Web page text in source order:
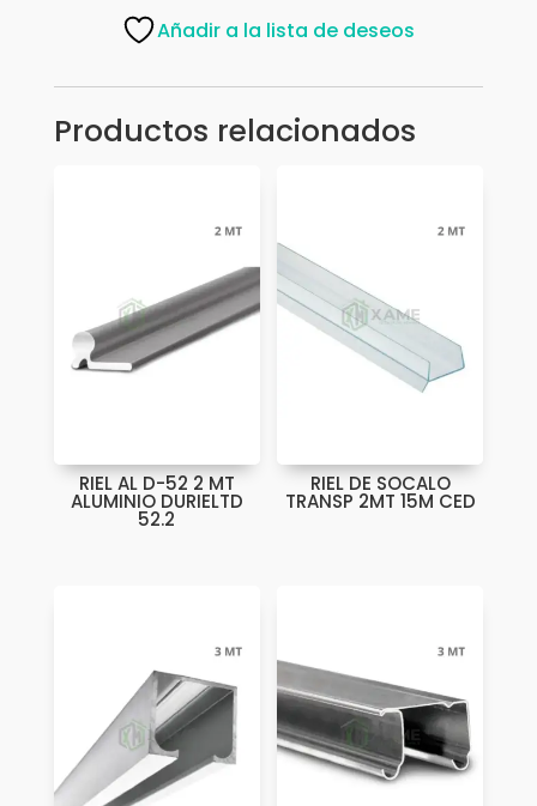
CM
Añadir a la lista de deseos
Productos relacionados
RIEL AL D-52 2 MT
ALUMINIO DURIELTD
52.2
RIEL DE SOCALO
TRANSP 2MT 15M CED